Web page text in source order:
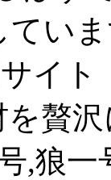
てい
イト
贅
,狼